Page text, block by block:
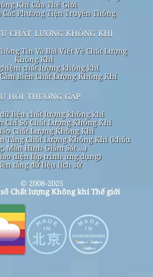
Khí Của Thế Giới
Các Phương Tiện Truyền Thông
chất lượng không khí
Tin Và Bài Viết Về Chất Lượng
Không Khí
chất lượng không khí
Biến Chất Lượng Không Khí
hỏi thường gặp
liệu chất lượng không khí
Chỉ Số Chất Lượng Không Khí
Chất Lượng Không Khí
Tăng Chất Lượng Không Khí (khẩu
Màn Hình Giám Sát ...)
diện lập trình ứng dụng)
tảng dữ liệu lịch sử
© 2008-2025
Chất lượng Không khí Thế giới